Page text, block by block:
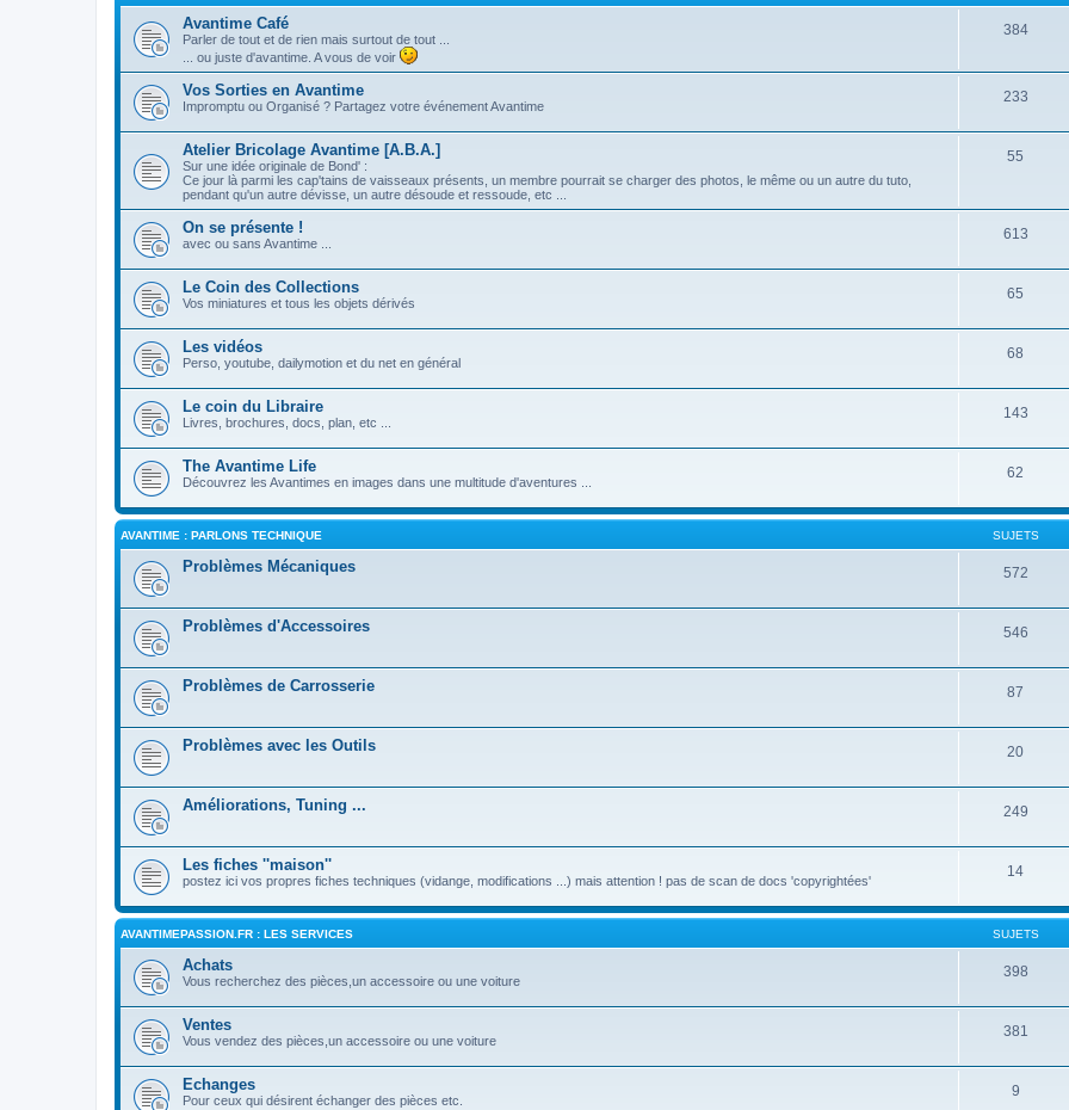
Avantime Café
Parler de tout et de rien mais surtout de tout ...
... ou juste d'avantime. A vous de voir
384
Vos Sorties en Avantime
Impromptu ou Organisé ? Partagez votre événement Avantime
233
Atelier Bricolage Avantime [A.B.A.]
Sur une idée originale de Bond' :
Ce jour là parmi les cap'tains de vaisseaux présents, un membre pourrait se charger des photos, le même ou un autre du tuto,
pendant qu'un autre dévisse, un autre désoude et ressoude, etc ...
55
On se présente !
avec ou sans Avantime ...
613
Le Coin des Collections
Vos miniatures et tous les objets dérivés
65
Les vidéos
Perso, youtube, dailymotion et du net en général
68
Le coin du Libraire
Livres, brochures, docs, plan, etc ...
143
The Avantime Life
Découvrez les Avantimes en images dans une multitude d'aventures ...
62
AVANTIME : PARLONS TECHNIQUE SUJETS
Problèmes Mécaniques 572
Problèmes d'Accessoires 546
Problèmes de Carrosserie 87
Problèmes avec les Outils 20
Améliorations, Tuning ... 249
Les fiches ''maison''
postez ici vos propres fiches techniques (vidange, modifications ...) mais attention ! pas de scan de docs 'copyrightées'
14
AVANTIMEPASSION.FR : LES SERVICES SUJETS
Achats
Vous recherchez des pièces,un accessoire ou une voiture
398
Ventes
Vous vendez des pièces,un accessoire ou une voiture
381
Echanges
Pour ceux qui désirent échanger des pièces etc.
9